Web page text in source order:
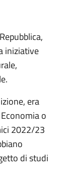
iniziative
era
o
2022/23
di studi